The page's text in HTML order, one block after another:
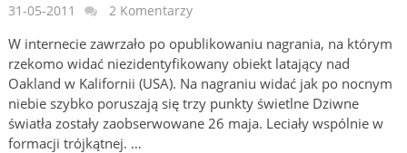
31-05-2011 2 Komentarzy
W internecie zawrzało po opublikowaniu nagrania, na którym
rzekomo widać niezidentyfikowany obiekt latający nad
Oakland w Kalifornii (USA). Na nagraniu widać jak po nocnym
niebie szybko poruszają się trzy punkty świetlne Dziwne
światła zostały zaobserwowane 26 maja. Leciały wspólnie w
formacji trójkątnej. …